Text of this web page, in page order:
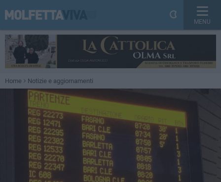
MENU
Home Notizie e aggiornamenti